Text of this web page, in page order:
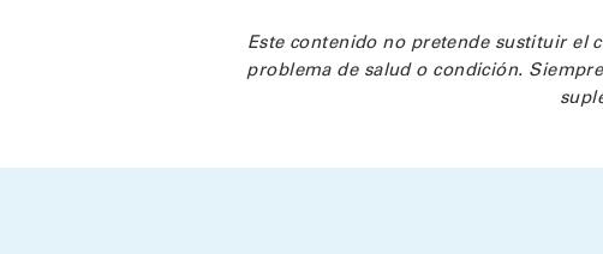
Este contenido no pretende sustituir el
problema de salud o condición.